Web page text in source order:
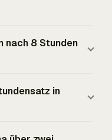
nach 8 Stunden
40 Stunden.
in